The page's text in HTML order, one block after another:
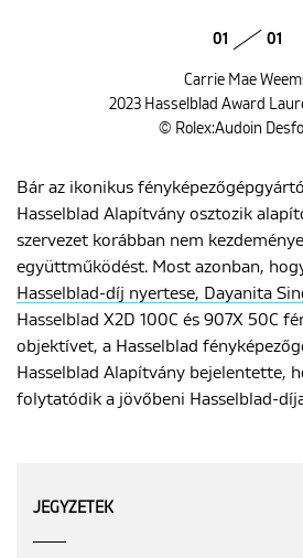
01 01
Carrie Mae
2023 Hasselblad Award
© Rolex:Audoin
Bár az ikonikus
Hasselblad Alapítvány osztozik
szervezet korábban nem
együttműködést. Most azonban,
Hasselblad-díj nyertese, Dayanita
Hasselblad X2D 100C és 907X 50C
objektívet, a Hasselblad
Hasselblad Alapítvány bejelentette,
folytatódik a jövőbeni Hasselblad-
JEGYZETEK